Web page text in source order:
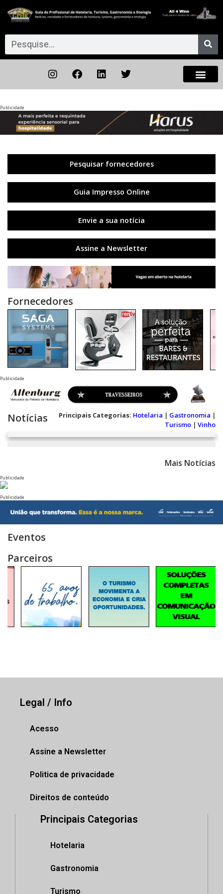
Publicidade
Pesquisar fornecedores
Guia Impresso Online
Envie a sua notícia
Assine a Newsletter
Fornecedores
Publicidade
Notícias Principais Categorias: Hotelaria | Gastronomia |
Turismo | Vinho
Mais Notícias
Publicidade
Publicidade
Eventos
Parceiros
Legal / Info
Acesso
Assine a Newsletter
Politica de privacidade
Direitos de conteúdo
Principais Categorias
Hotelaria
Gastronomia
Turismo